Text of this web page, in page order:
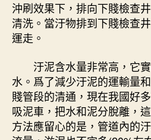
沖刷效果下，排向下賤檢查
清洗。當汙物排到下賤檢查
運走。
汙泥含水量非常高，它實
水。爲了減少汙泥的運輸量
賤管段的清通，現在我國好
吸泥車，把水和泥分脫離，
方法應留心的是，管道內的